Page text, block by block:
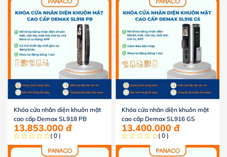
Khóa cửa nhân diện khuôn mặt
cao cấp Demax SL918 PB
13.853.000 đ
( 0 )
Khóa cửa nhân diện khuôn mặt
cao cấp Demax SL916 GS
13.400.000 đ
( 0 )